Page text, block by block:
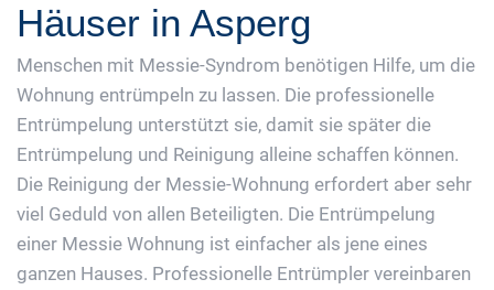
Häuser in Asperg
Menschen mit Messie-Syndrom benötigen Hilfe, um die
Wohnung entrümpeln zu lassen. Die professionelle
Entrümpelung unterstützt sie, damit sie später die
Entrümpelung und Reinigung alleine schaffen können.
Die Reinigung der Messie-Wohnung erfordert aber sehr
viel Geduld von allen Beteiligten. Die Entrümpelung
einer Messie Wohnung ist einfacher als jene eines
ganzen Hauses. Professionelle Entrümpler vereinbaren